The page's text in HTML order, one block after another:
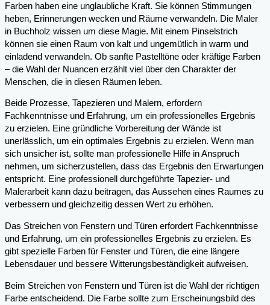
Farben haben eine unglaubliche Kraft. Sie können Stimmungen
heben, Erinnerungen wecken und Räume verwandeln. Die Maler
in Buchholz wissen um diese Magie. Mit einem Pinselstrich
können sie einen Raum von kalt und ungemütlich in warm und
einladend verwandeln. Ob sanfte Pastelltöne oder kräftige Farben
– die Wahl der Nuancen erzählt viel über den Charakter der
Menschen, die in diesen Räumen leben.
Beide Prozesse, Tapezieren und Malern, erfordern
Fachkenntnisse und Erfahrung, um ein professionelles Ergebnis
zu erzielen. Eine gründliche Vorbereitung der Wände ist
unerlässlich, um ein optimales Ergebnis zu erzielen. Wenn man
sich unsicher ist, sollte man professionelle Hilfe in Anspruch
nehmen, um sicherzustellen, dass das Ergebnis den Erwartungen
entspricht. Eine professionell durchgeführte Tapezier- und
Malerarbeit kann dazu beitragen, das Aussehen eines Raumes zu
verbessern und gleichzeitig dessen Wert zu erhöhen.
Das Streichen von Fenstern und Türen erfordert Fachkenntnisse
und Erfahrung, um ein professionelles Ergebnis zu erzielen. Es
gibt spezielle Farben für Fenster und Türen, die eine längere
Lebensdauer und bessere Witterungsbeständigkeit aufweisen.
Beim Streichen von Fenstern und Türen ist die Wahl der richtigen
Farbe entscheidend. Die Farbe sollte zum Erscheinungsbild des